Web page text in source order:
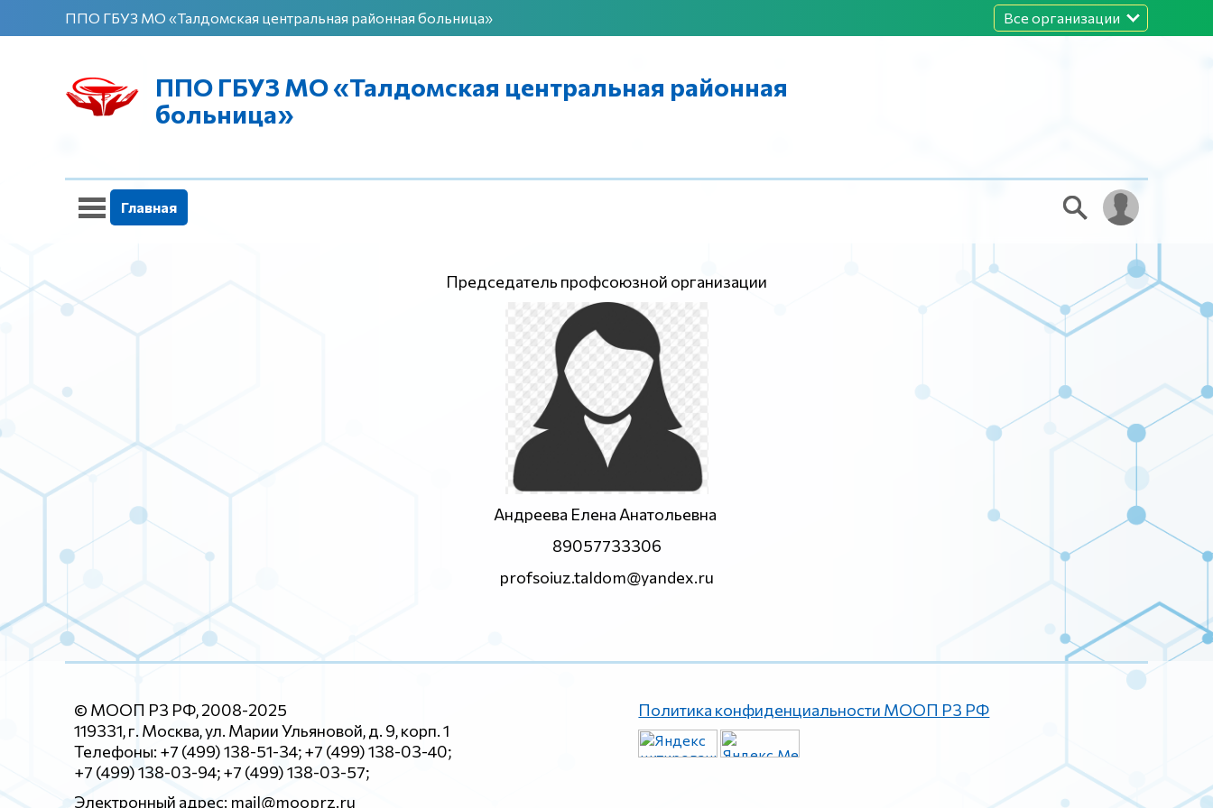
ППО ГБУЗ МО «Талдомская центральная районная больница» Все организации
ППО ГБУЗ МО «Талдомская центральная районная
больница»
Главная
Председатель профсоюзной организации
Андреева Елена Анатольевна
89057733306
profsoiuz.taldom@yandex.ru
© МООП РЗ РФ, 2008-2025
119331, г. Москва, ул. Марии Ульяновой, д. 9, корп. 1
Телефоны: +7 (499) 138-51-34; +7 (499) 138-03-40;
+7 (499) 138-03-94; +7 (499) 138-03-57;
Электронный адрес: mail@mooprz.ru
Политика конфиденциальности МООП РЗ РФ